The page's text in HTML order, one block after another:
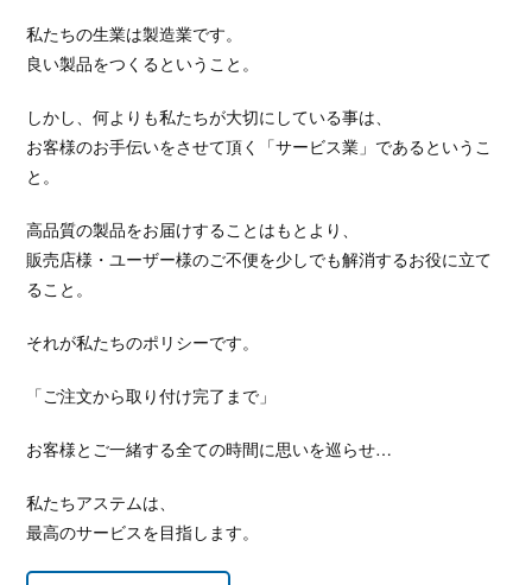
私たちの生業は製造業です。
良い製品をつくるということ。
しかし、何よりも私たちが大切にしている事は、
お客様のお手伝いをさせて頂く「サービス業」であるというこ
と。
高品質の製品をお届けすることはもとより、
販売店様・ユーザー様のご不便を少しでも解消するお役に立て
ること。
それが私たちのポリシーです。
「ご注文から取り付け完了まで」
お客様とご一緒する全ての時間に思いを巡らせ…
私たちアステムは、
最高のサービスを目指します。